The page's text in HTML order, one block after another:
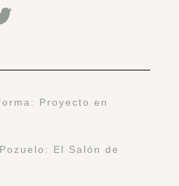
Proyecto en
El Salón de